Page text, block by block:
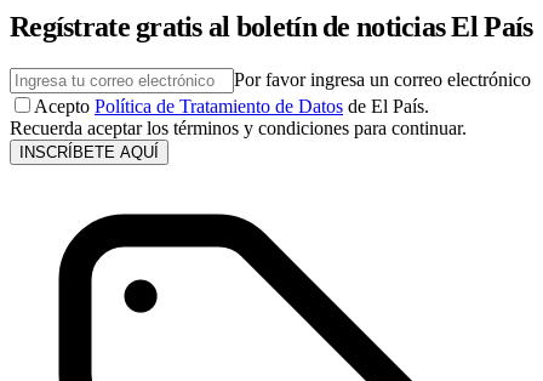
Regístrate gratis al boletín de noticias El País
Por favor ingresa un correo electrónico
Acepto Política de Tratamiento de Datos de El País.
Recuerda aceptar los términos y condiciones para continuar.
INSCRÍBETE AQUÍ